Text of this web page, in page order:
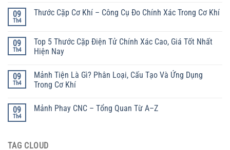
09
Th4
Thước Cặp Cơ Khí – Công Cụ Đo Chính Xác Trong Cơ Khí
09
Th4
Top 5 Thước Cặp Điện Tử Chính Xác Cao, Giá Tốt Nhất
Hiện Nay
09
Th4
Mảnh Tiện Là Gì? Phân Loại, Cấu Tạo Và Ứng Dụng
Trong Cơ Khí
09
Th4
Mảnh Phay CNC – Tổng Quan Từ A–Z
TAG CLOUD